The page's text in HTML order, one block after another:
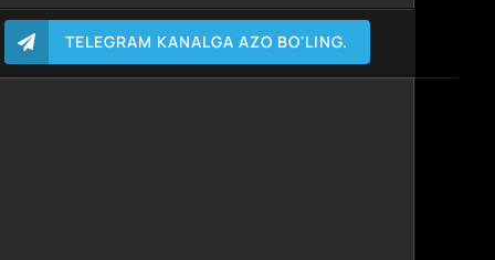
TELEGRAM KANALGA AZO BO'LING.